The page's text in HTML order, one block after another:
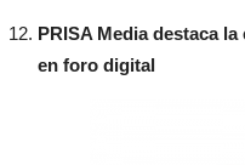
PRISA Media destaca
en foro digital